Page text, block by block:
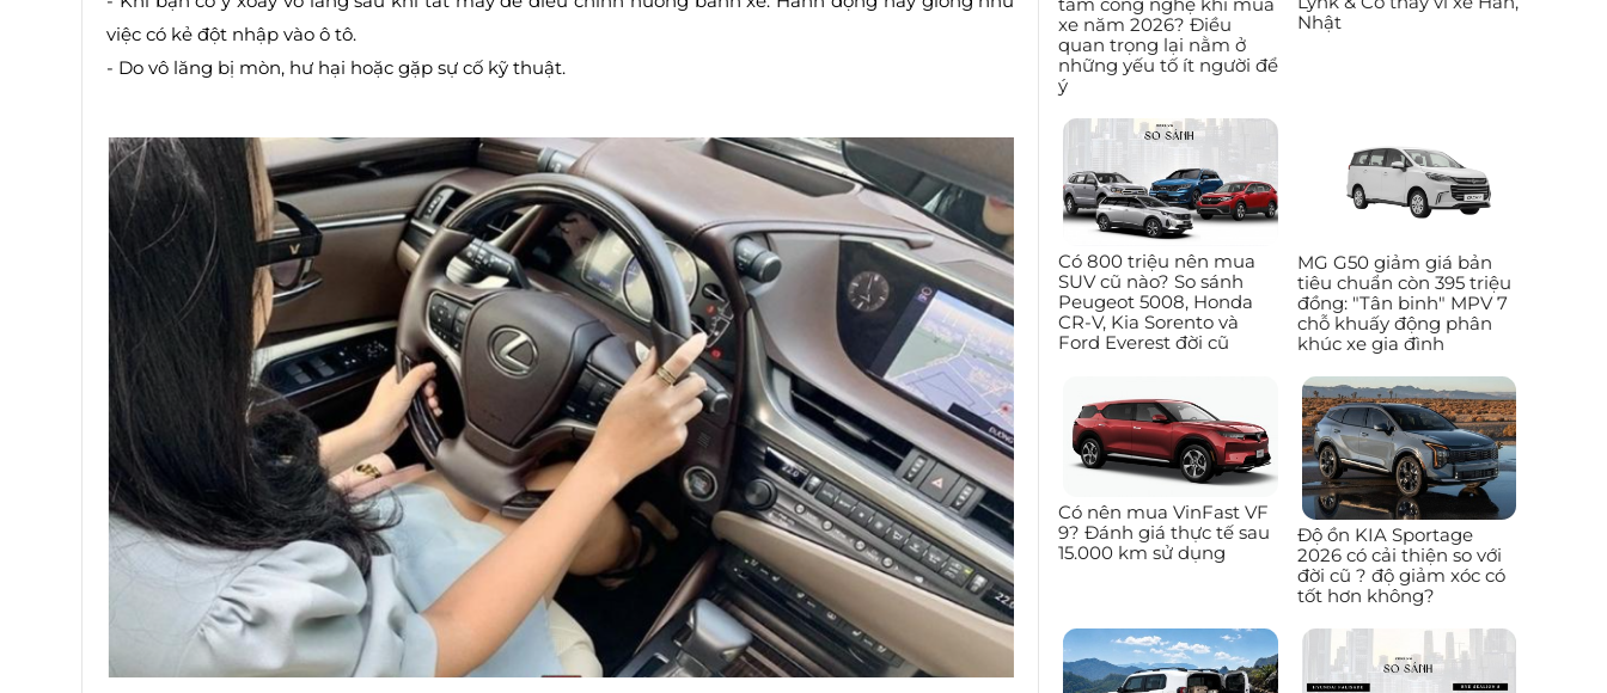
việc có kẻ đột nhập vào ô tô.
- Do vô lăng bị mòn, hư hại hoặc gặp sự cố kỹ thuật.
xe năm 2026? Điều
quan trọng lại nằm ở
những yếu tố ít người để
ý
Nhật
Có 800 triệu nên mua
SUV cũ nào? So sánh
Peugeot 5008, Honda
CR-V, Kia Sorento và
Ford Everest đời cũ
MG G50 giảm giá bản
tiêu chuẩn còn 395 triệu
đồng: "Tân binh" MPV 7
chỗ khuấy động phân
khúc xe gia đình
Có nên mua VinFast VF
9? Đánh giá thực tế sau
15.000 km sử dụng
Độ ồn KIA Sportage
2026 có cải thiện so với
đời cũ ? độ giảm xóc có
tốt hơn không?